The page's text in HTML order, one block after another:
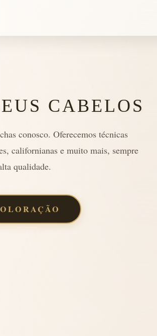
CABELOS
conosco. Oferecemos técnicas
californianas e muito mais, sempre
qualidade.